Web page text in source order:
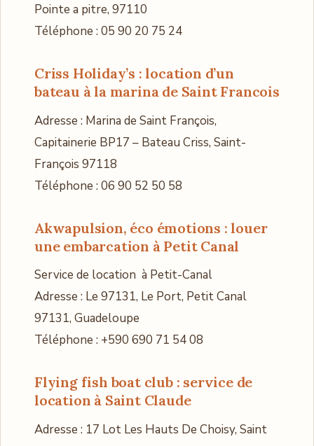
Pointe a pitre, 97110
Téléphone : 05 90 20 75 24
Criss Holiday’s : location d’un
bateau à la marina de Saint Francois
Adresse : Marina de Saint François,
Capitainerie BP17 – Bateau Criss, Saint-
François 97118
Téléphone : 06 90 52 50 58
Akwapulsion, éco émotions : louer
une embarcation à Petit Canal
Service de location à Petit-Canal
Adresse : Le 97131, Le Port, Petit Canal
97131, Guadeloupe
Téléphone : +590 690 71 54 08
Flying fish boat club: service de
location à Saint Claude
Adresse : 17 Lot Les Hauts De Choisy, Saint